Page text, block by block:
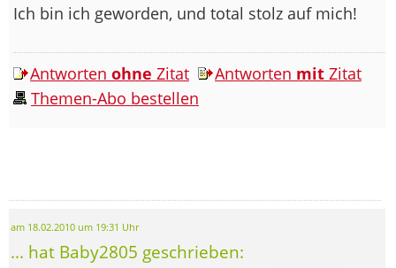
Ich bin ich geworden, und total stolz auf mich!
Antworten ohne Zitat Antworten mit Zitat
Themen-Abo bestellen
am 18.02.2010 um 19:31 Uhr
... hat Baby2805 geschrieben: